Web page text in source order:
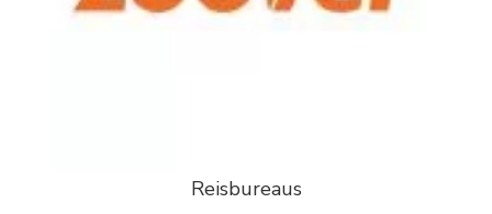
Reisbureaus